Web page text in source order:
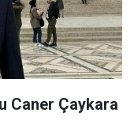
Caner Çaykara